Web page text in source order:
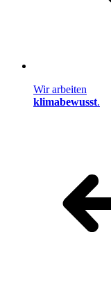
Wir arbeiten
klimabewusst.